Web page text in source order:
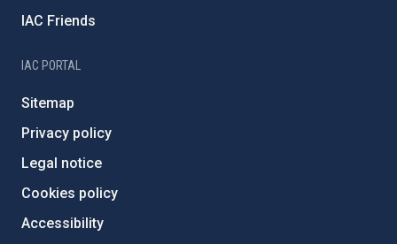
IAC Friends
IAC PORTAL
Sitemap
Privacy policy
Legal notice
Cookies policy
Accessibility